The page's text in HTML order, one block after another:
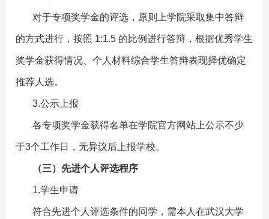
对于专项奖学金的评选，原则上学院采取集中答辩
的方式进行，按照 1:1.5 的比例进行答辩，根据优秀学生
奖学金获得情况、个人材料综合学生答辩表现择优确定
推荐人选。
3.公示上报
各专项奖学金获得名单在学院官方网站上公示不少
于3个工作日，无异议后上报学校。
（三）先进个人评选程序
1.学生申请
符合先进个人评选条件的同学，需本人在武汉大学